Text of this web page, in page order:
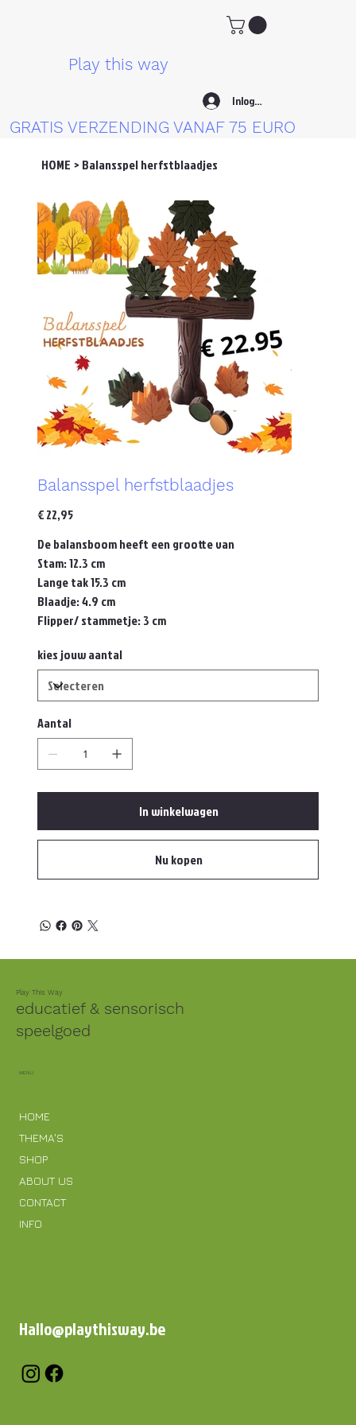
Play this way
Inloggen
GRATIS VERZENDING VANAF 75 EURO
HOME > Balansspel herfstblaadjes
Balansspel herfstblaadjes
Prijs
€ 22,95
De balansboom heeft een grootte van
Stam: 12.3 cm
Lange tak 15.3 cm
Blaadje: 4.9 cm
Flipper/ stammetje: 3 cm
kies jouw aantal
Aantal
In winkelwagen
Nu kopen
Play This Way
educatief & sensorisch
speelgoed
MENU
HOME
THEMA'S
SHOP
ABOUT US
CONTACT
INFO
Hallo@playthisway.be